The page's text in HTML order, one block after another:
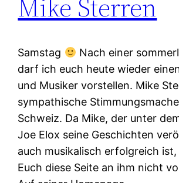
Mike Sterren
Samstag
Nach einer
darf ich euch heute wieder
und Musiker vorstellen. Mike
sympathische
Schweiz. Da Mike, der unter
Joe Elox seine Geschichten
auch musikalisch erfolgreich
Euch diese Seite an ihm nicht